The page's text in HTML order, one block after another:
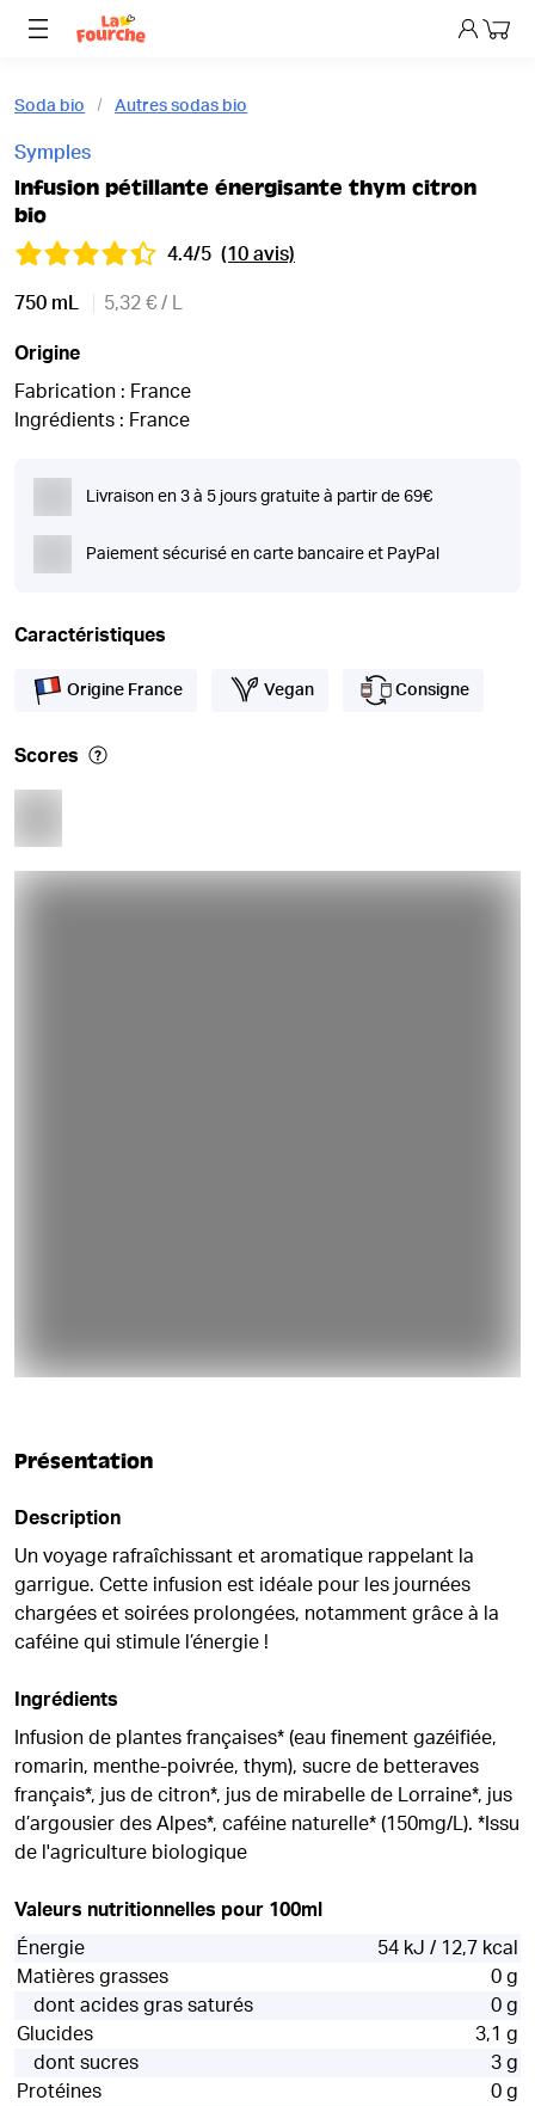
Mon
Soda bio Autres sodas bio
Symples
Infusion pétillante énergisante thym citron
bio
4.4/5 (10 avis)
750 mL 5,32 € / L
Origine
Fabrication : France
Ingrédients : France
Livraison en 3 à 5 jours gratuite à partir de 69€
Paiement sécurisé en carte bancaire et PayPal
Caractéristiques
Origine France Vegan Consigne
Scores
Présentation
Description
Un voyage rafraîchissant et aromatique rappelant la
garrigue. Cette infusion est idéale pour les journées
chargées et soirées prolongées, notamment grâce à la
caféine qui stimule l’énergie !
Ingrédients
Infusion de plantes françaises* (eau finement gazéifiée,
romarin, menthe-poivrée, thym), sucre de betteraves
français*, jus de citron*, jus de mirabelle de Lorraine*, jus
d’argousier des Alpes*, caféine naturelle* (150mg/L). *Issu
de l'agriculture biologique
Valeurs nutritionnelles pour 100ml
Énergie
54 kJ / 12,7 kcal
Matières grasses
0 g
dont acides gras saturés
0 g
Glucides
3,1 g
dont sucres
3 g
Protéines
0 g